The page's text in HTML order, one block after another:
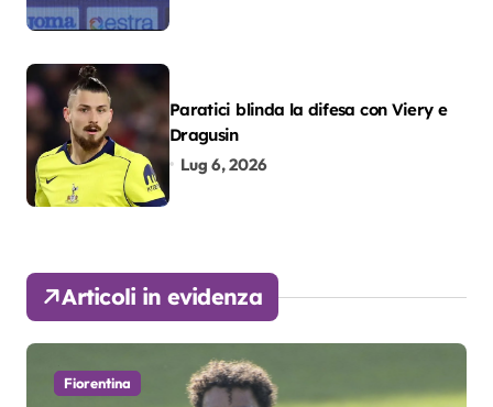
Paratici blinda la difesa con Viery e
Dragusin
Lug 6, 2026
Articoli in evidenza
Fiorentina